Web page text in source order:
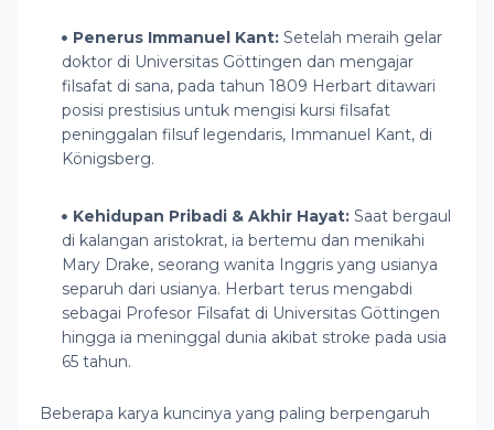
Penerus Immanuel Kant: Setelah meraih gelar
doktor di Universitas Göttingen dan mengajar
filsafat di sana, pada tahun 1809 Herbart ditawari
posisi prestisius untuk mengisi kursi filsafat
peninggalan filsuf legendaris, Immanuel Kant, di
Königsberg.
Kehidupan Pribadi & Akhir Hayat: Saat bergaul
di kalangan aristokrat, ia bertemu dan menikahi
Mary Drake, seorang wanita Inggris yang usianya
separuh dari usianya. Herbart terus mengabdi
sebagai Profesor Filsafat di Universitas Göttingen
hingga ia meninggal dunia akibat stroke pada usia
65 tahun.
Beberapa karya kuncinya yang paling berpengaruh